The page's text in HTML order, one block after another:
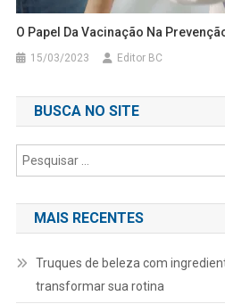
O Papel Da Vacinação Na
15/03/2023 Editor BC
BUSCA NO SITE
MAIS RECENTES
Truques de beleza com
transformar sua rotina